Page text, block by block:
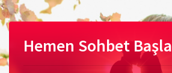
Hemen Sohbet Başla